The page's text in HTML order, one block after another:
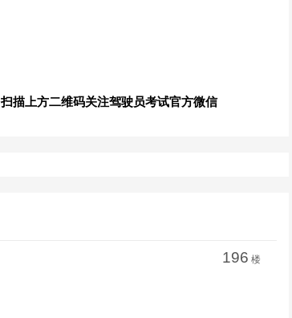
扫描上方二维码关注驾驶员考试官方微信
196 楼